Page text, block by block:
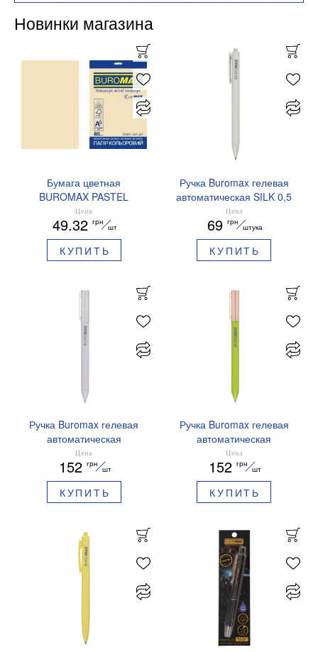
Новинки магазина
Бумага цветная
BUROMAX PASTEL
EUROMAX 20 арк А4 80 г/
мс BM.2721220E-08
Цена
49.32 грн
шт
КУПИТЬ
Ручка Buromax гелевая
автоматическая SILK 0,5
мм синие чернила
BM.83100
Цена
69 грн
штука
КУПИТЬ
Ручка Buromax гелевая
автоматическая
PRESTIGE SILVER 0,5 мм
синие чернила BM.83102
Цена
152 грн
шт
КУПИТЬ
Ручка Buromax гелевая
автоматическая
PRESTIGE GOLD 0,5 мм
синие чернила BM.83101
Цена
152 грн
шт
КУПИТЬ